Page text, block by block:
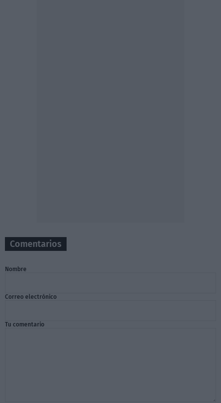
Comentarios
Nombre
Correo electrónico
Tu comentario